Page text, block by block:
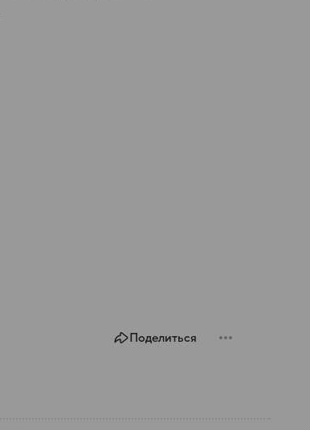
Поделиться